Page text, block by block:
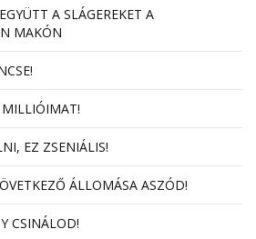
A SLÁGEREKET A
MAKÓN
MILLIÓIMAT!
EZ ZSENIÁLIS!
ÁLLOMÁSA ASZÓD!
CSINÁLOD!